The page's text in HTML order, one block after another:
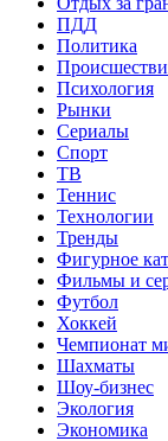
ПДД
Политика
Психология
Рынки
Сериалы
Спорт
ТВ
Теннис
Технологии
Тренды
Фигурное
Фильмы и
Футбол
Хоккей
Чемпионат
Шахматы
Шоу-бизнес
Экология
Экономика